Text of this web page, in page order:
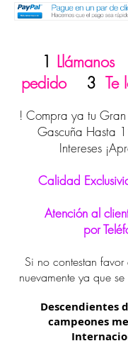
1 Llámanos
pedido3 Te
! Compra ya tu
Gascuña Hasta
Intereses
Calidad
Atención al
por
Si no contestan
nuevamente ya que
Descendientes
campeones